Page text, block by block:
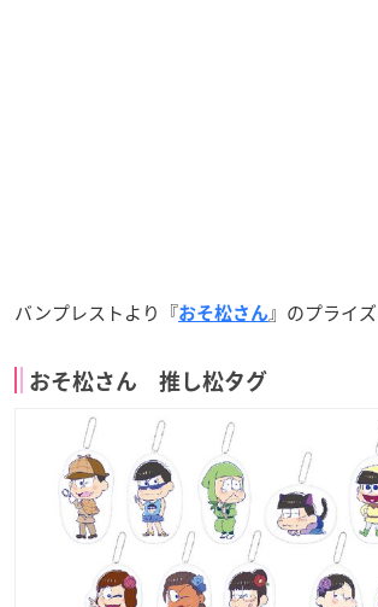
バンプレストより『おそ松さん』のプライ
おそ松さん 推し松タグ